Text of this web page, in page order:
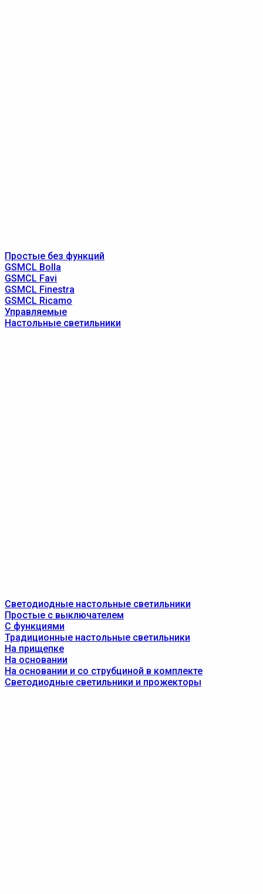
Простые без функций
GSMCL Bolla
GSMCL Favi
GSMCL Finestra
GSMCL Ricamo
Управляемые
Настольные светильники
Светодиодные настольные светильники
Простые с выключателем
С функциями
Традиционные настольные светильники
На прищепке
На основании
На основании и со струбциной в комплекте
Светодиодные светильники и прожекторы